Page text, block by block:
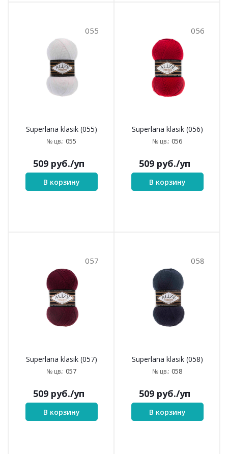
055
Superlana klasik (055)
№ цв.: 055
509 руб./уп
В корзину
056
Superlana klasik (056)
№ цв.: 056
509 руб./уп
В корзину
057
Superlana klasik (057)
№ цв.: 057
509 руб./уп
В корзину
058
Superlana klasik (058)
№ цв.: 058
509 руб./уп
В корзину